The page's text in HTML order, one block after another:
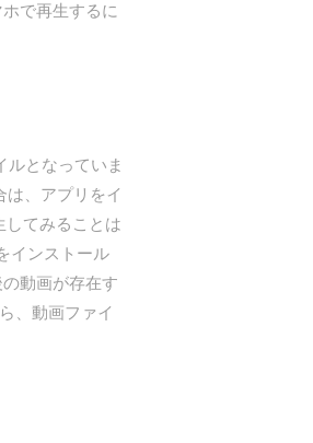
で再生するに
となっていま
、アプリをイ
してみることは
インストール
動画が存在す
、動画ファイ